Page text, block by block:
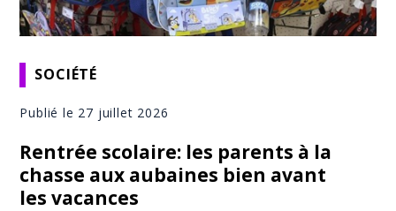
SOCIÉTÉ
Publié le 27 juillet 2026
Rentrée scolaire: les parents à la
chasse aux aubaines bien avant
les vacances